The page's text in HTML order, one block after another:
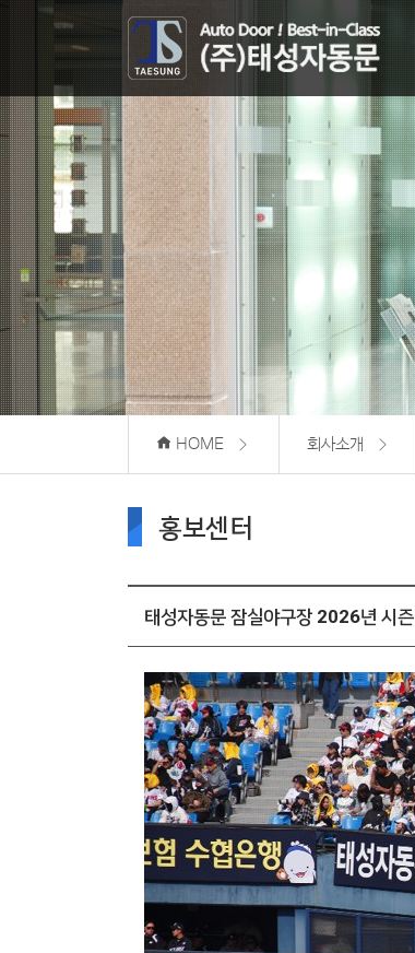
HOME 회사소개
홍보센터
태성자동문 잠실야구장 2026년 시즌